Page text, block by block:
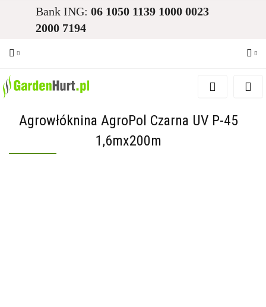
Bank ING: 06 1050 1139 1000 0023
2000 7194
Zaloguj się
Dodaj zgłoszenie
Agrowłóknina AgroPol Czarna UV P-45
1,6mx200m